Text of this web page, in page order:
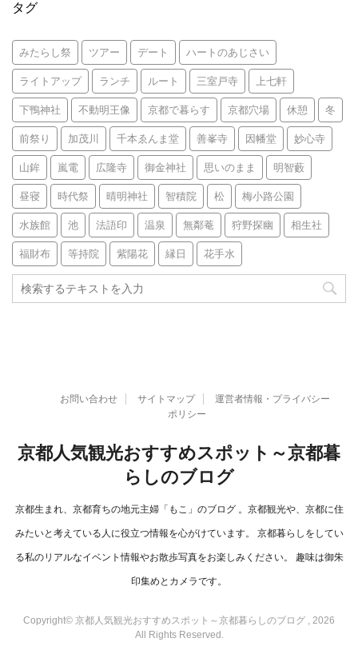
タグ
みたらし祭 ツアー デート ハートのあじさい
ライトアップ ランチ ルート 三室戸寺 上七軒
下鴨神社 不動明王像 京都で暮らす 京都穴場 休憩 冬
前祭り 加茂川 千本ゑんま堂 善峯寺 因幡堂 妙心寺
山鉾 嵐電 広隆寺 御金神社 思いのまま 明智藪
昼寝 時代祭 晴明神社 智積院 松 梅小路公園
水族館 池 法語印 温泉 無鄰菴 狩野探幽 相生社
福財布 等持院 紫陽花 縁日 花手水
お問い合わせ サイトマップ
運営者情報・プライバシー
ポリシー
京都人気観光おすすめスポット～京都暮
らしのブログ
京都生まれ、京都育ちの地元主婦「もこ」のブログ 。京都観光や、京都に住
みたいと考えている人に役立つ情報を心がけています。 京都暮らしをしてい
る私のリアルなイベント情報やお散歩写真をお楽しみください。 趣味は御朱
印集めとカメラです。
Copyright© 京都人気観光おすすめスポット～京都暮らしのブログ , 2026
All Rights Reserved.